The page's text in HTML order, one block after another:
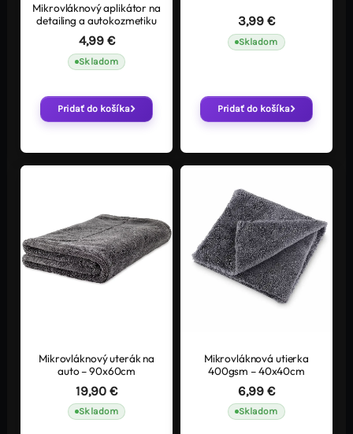
Mikrovláknový aplikátor na
detailing a autokozmetiku
4,99 €
Skladom
Pridať do košíka
3,99 €
Skladom
Pridať do košíka
Mikrovláknový uterák na
auto – 90x60cm
19,90€
Skladom
Mikrovláknová utierka
400gsm – 40x40cm
6,99 €
Skladom